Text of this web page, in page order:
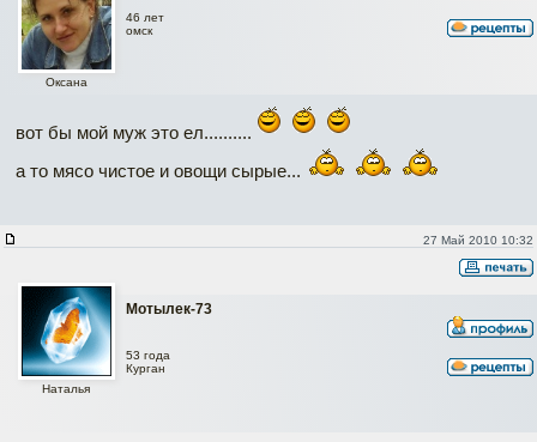
Оксана
46 лет
омск
вот бы мой муж это ел..........
а то мясо чистое и овощи сырые...
27 Май 2010 10:32
Мотылек-73
Наталья
53 года
Курган